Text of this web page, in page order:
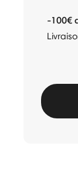
-100€